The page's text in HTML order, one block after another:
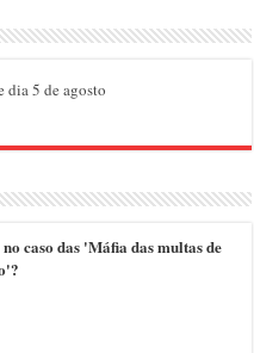
dia 5 de agosto
caso das 'Máfia das multas de